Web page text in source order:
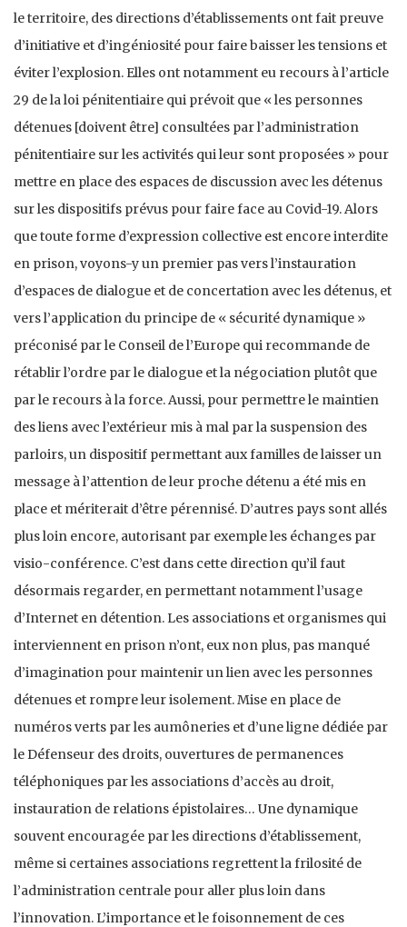
le territoire, des directions d’établissements ont fait preuve
d’initiative et d’ingéniosité pour faire baisser les tensions et
éviter l’explosion. Elles ont notamment eu recours à l’article
29 de la loi pénitentiaire qui prévoit que « les personnes
détenues [doivent être] consultées par l’administration
pénitentiaire sur les activités qui leur sont proposées » pour
mettre en place des espaces de discussion avec les détenus
sur les dispositifs prévus pour faire face au Covid-19. Alors
que toute forme d’expression collective est encore interdite
en prison, voyons-y un premier pas vers l’instauration
d’espaces de dialogue et de concertation avec les détenus, et
vers l’application du principe de « sécurité dynamique »
préconisé par le Conseil de l’Europe qui recommande de
rétablir l’ordre par le dialogue et la négociation plutôt que
par le recours à la force. Aussi, pour permettre le maintien
des liens avec l’extérieur mis à mal par la suspension des
parloirs, un dispositif permettant aux familles de laisser un
message à l’attention de leur proche détenu a été mis en
place et mériterait d’être pérennisé. D’autres pays sont allés
plus loin encore, autorisant par exemple les échanges par
visio-conférence. C’est dans cette direction qu’il faut
désormais regarder, en permettant notamment l’usage
d’Internet en détention. Les associations et organismes qui
interviennent en prison n’ont, eux non plus, pas manqué
d’imagination pour maintenir un lien avec les personnes
détenues et rompre leur isolement. Mise en place de
numéros verts par les aumôneries et d’une ligne dédiée par
le Défenseur des droits, ouvertures de permanences
téléphoniques par les associations d’accès au droit,
instauration de relations épistolaires… Une dynamique
souvent encouragée par les directions d’établissement,
même si certaines associations regrettent la frilosité de
l’administration centrale pour aller plus loin dans
l’innovation. L’importance et le foisonnement de ces